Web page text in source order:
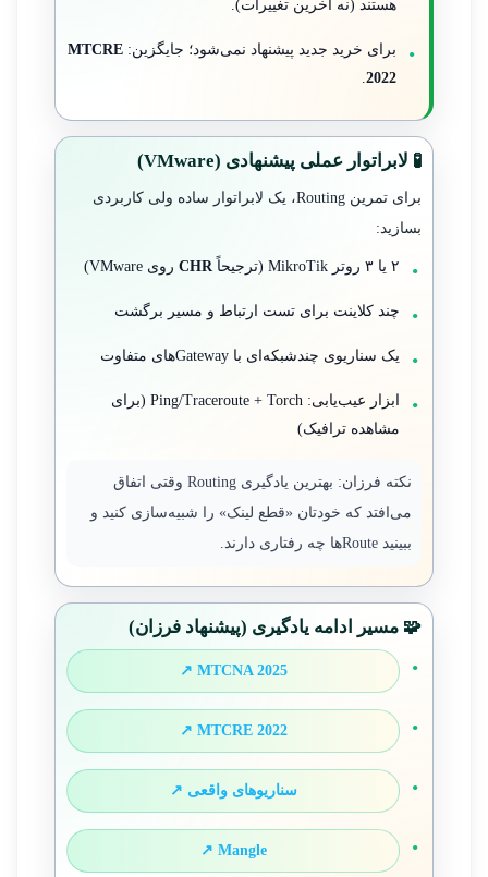
هستند (نه آخرین تغییرات).
برای خرید جدید پیشنهاد نمی‌شود؛ جایگزین: MTCRE
2022
.
🧪 لابراتوار عملی پیشنهادی (VMware)
برای تمرین Routing، یک لابراتوار ساده ولی کاربردی
بسازید:
۲ یا ۳ روتر MikroTik (ترجیحاً CHRروی VMware)
چند کلاینت برای تست ارتباط و مسیر برگشت
یک سناریوی چندشبکه‌ای با Gatewayهای متفاوت
ابزار عیب‌یابی: Ping/Traceroute + Torch (برای
مشاهده ترافیک)
نکته فرزان: بهترین یادگیری Routing وقتی اتفاق
می‌افتد که خودتان «قطع لینک» را شبیه‌سازی کنید و
ببینید Routeها چه رفتاری دارند.
🧩 مسیر ادامه یادگیری (پیشنهاد فرزان)
MTCNA 2025 ↗
MTCRE 2022 ↗
سناریوهای واقعی ↗
Mangle ↗